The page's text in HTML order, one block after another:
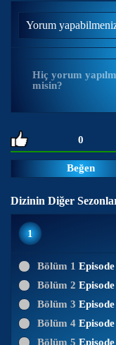
Yorum
Hiç yorum
misin?
0
Beğen
Dizinin Diğer
1
Bölüm 1 Episode
Bölüm 2 Episode
Bölüm 3 Episode
Bölüm 4
Bölüm 5 Episode